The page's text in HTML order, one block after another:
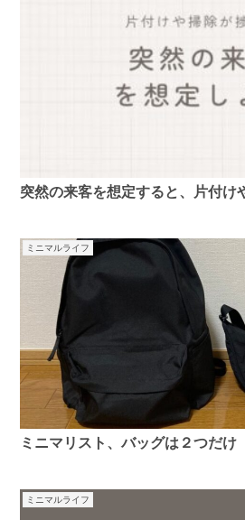
突然の来客を想定すると、片付け
ミニマルライフ
ミニマリスト、バッグは２つだけ
ミニマルライフ